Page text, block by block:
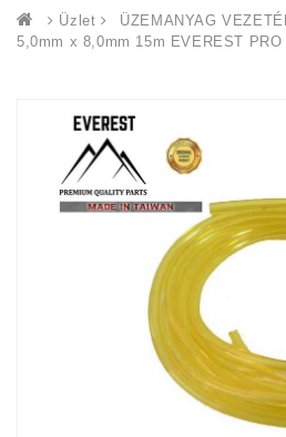
Üzlet
ÜZEMANYAG
5,0mm x 8,0mm 15m EVEREST PRO